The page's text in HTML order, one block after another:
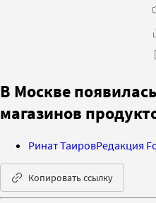
В Москве
магазинов
Ринат ТаировРедакция
Копировать ссылку